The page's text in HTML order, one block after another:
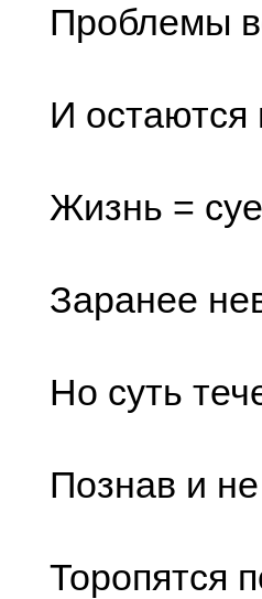
Проблемы
И остаются
Жизнь =
Заранее
Но суть
Познав и
Торопятся